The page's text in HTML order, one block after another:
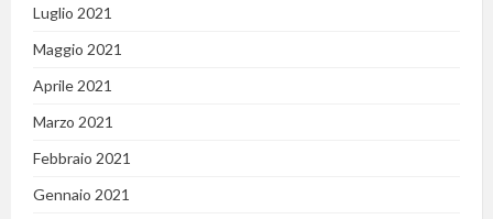
Luglio 2021
Maggio 2021
Aprile 2021
Marzo 2021
Febbraio 2021
Gennaio 2021